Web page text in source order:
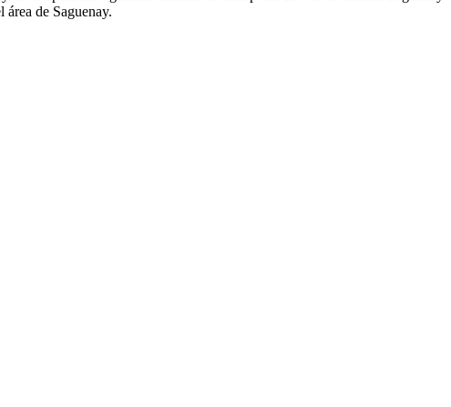
de Saguenay.